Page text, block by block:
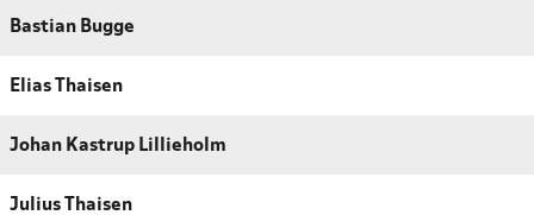
Bastian Bugge
Elias Thaisen
Johan Kastrup Lillieholm
Julius Thaisen